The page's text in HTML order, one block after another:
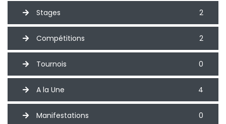
Stages 2
Compétitions 2
Tournois 0
A la Une 4
Manifestations 0